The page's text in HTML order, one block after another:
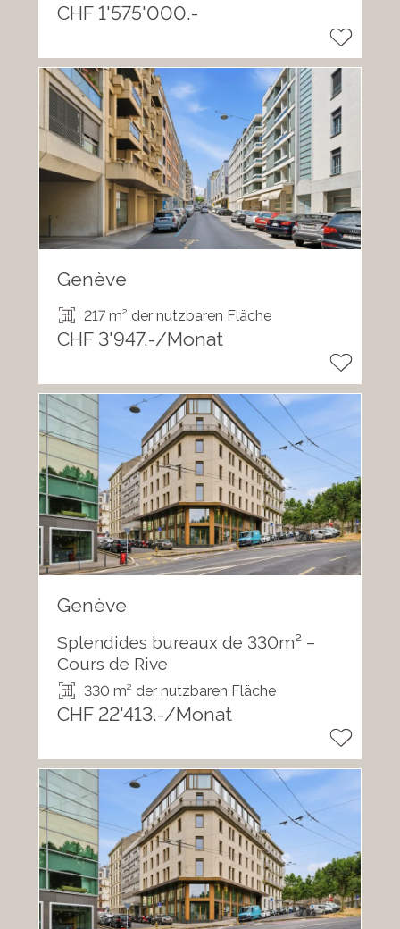
CHF 1'575'000.-
Genève
217 m² der nutzbaren Fläche
CHF 3'947.-/Monat
Genève
Splendides bureaux de 330m² –
Cours de Rive
330 m² der nutzbaren Fläche
CHF 22'413.-/Monat